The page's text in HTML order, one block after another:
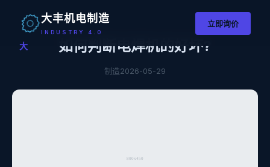
大
大丰机电制造
INDUSTRY 4.0
立即询价
如何判断电焊机的好坏?
制造2026-05-29